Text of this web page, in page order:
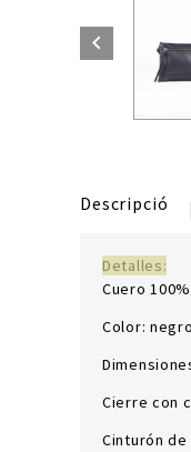

Descripció
Detalles:
Cuero
Color: negro
Cierre con
Cinturón